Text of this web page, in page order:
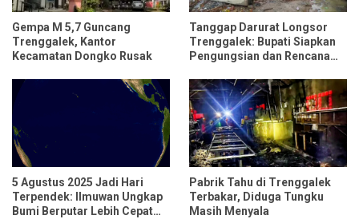
Gempa M 5,7 Guncang
Trenggalek, Kantor
Kecamatan Dongko Rusak
Tanggap Darurat Longsor
Trenggalek: Bupati Siapkan
Pengungsian dan Rencana
5 Agustus 2025 Jadi Hari
Terpendek: Ilmuwan Ungkap
Bumi Berputar Lebih Cepat
Pabrik Tahu di Trenggalek
Terbakar, Diduga Tungku
Masih Menyala